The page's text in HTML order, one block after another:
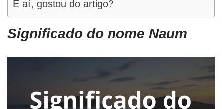
E aí, gostou do artigo?
Significado do nome Naum